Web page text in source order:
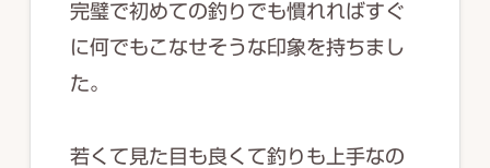
完璧で初めての釣りでも慣れればすぐ
に何でもこなせそうな印象を持ちまし
た。
若くて見た目も良くて釣りも上手なの